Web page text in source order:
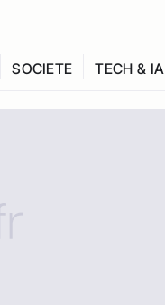
SOCIETE TECH & IA